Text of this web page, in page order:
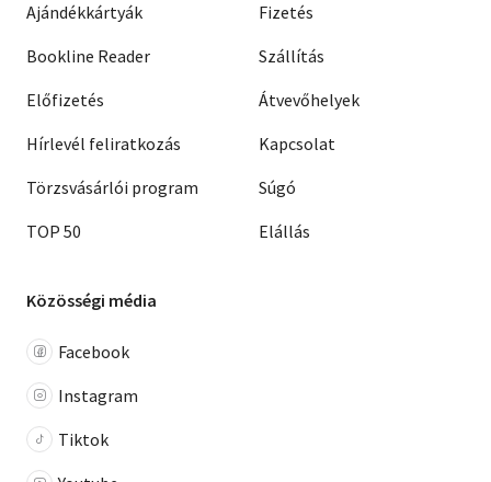
Ajándékkártyák
Bookline Reader
Előfizetés
Hírlevél feliratkozás
Törzsvásárlói program
TOP 50
Fizetés
Szállítás
Átvevőhelyek
Kapcsolat
Súgó
Elállás
Közösségi média
Facebook
Instagram
Tiktok